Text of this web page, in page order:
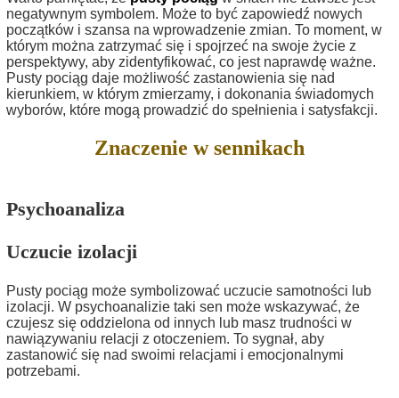
negatywnym symbolem. Może to być zapowiedź nowych
początków i szansa na wprowadzenie zmian. To moment, w
którym można zatrzymać się i spojrzeć na swoje życie z
perspektywy, aby zidentyfikować, co jest naprawdę ważne.
Pusty pociąg daje możliwość zastanowienia się nad
kierunkiem, w którym zmierzamy, i dokonania świadomych
wyborów, które mogą prowadzić do spełnienia i satysfakcji.
Znaczenie w sennikach
Psychoanaliza
Uczucie izolacji
Pusty pociąg może symbolizować uczucie samotności lub
izolacji. W psychoanalizie taki sen może wskazywać, że
czujesz się oddzielona od innych lub masz trudności w
nawiązywaniu relacji z otoczeniem. To sygnał, aby
zastanowić się nad swoimi relacjami i emocjonalnymi
potrzebami.